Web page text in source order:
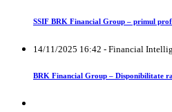
SSIF BRK Financial Group – primul
14/11/2025 16:42 - Financial
BRK Financial Group – Disponibilitate